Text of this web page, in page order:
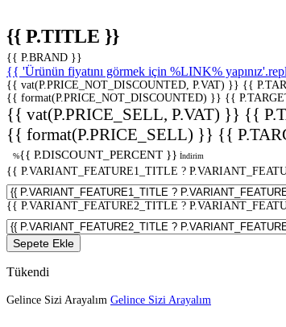
{{ P.TITLE }}
{{ P.BRAND }}
{{ 'Ürünün fiyatını görmek için %LINK%
{{ vat(P.PRICE_NOT_DISCOUNTED, P.VAT) }} {{
{{ format(P.PRICE_NOT_DISCOUNTED) }} {{
{{ vat(P.PRICE_SELL, P.VAT) }} {{
{{ format(P.PRICE_SELL) }} {{
%{{ P.DISCOUNT_PERCENT }} İndirim
{{ P.VARIANT_FEATURE1_TITLE ?
{{ P.VARIANT_FEATURE2_TITLE ?
Sepete Ekle
Tükendi
Gelince Sizi Arayalım Gelince Sizi Arayalım